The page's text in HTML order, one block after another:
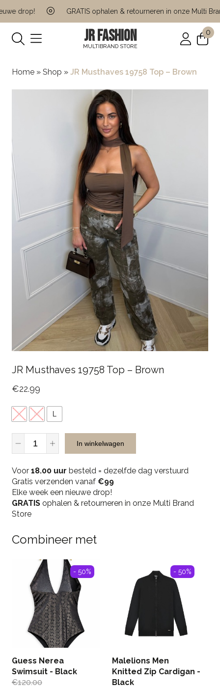
drop! GRATIS ophalen & retourneren in onze Multi
JR FASHION
MULTIBRAND STORE
0
Home » Shop » JR Musthaves 19758 Top – Brown
JR Musthaves 19758 Top – Brown
€22.99
S M L
Musthaves
Top
-
Brown
quantity
In winkelwagen
Voor 18.00 uur besteld = dezelfde dag verstuurd
Gratis verzenden vanaf €99
Elke week een nieuwe drop!
GRATIS ophalen & retourneren in onze Multi Brand
Store
Combineer met
- 50%
Guess Nerea
Swimsuit - Black
€120.00
- 50%
Malelions Men
Knitted Zip Cardigan -
Black